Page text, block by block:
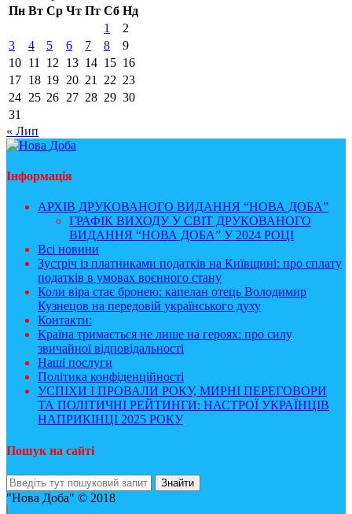
Пн Вт Ср Чт Пт Сб Нд
1
2
3
4 5 6 7 8
9
10 11 12 13 14 15 16
17 18 19 20 21 22 23
24 25 26 27 28 29 30
31
« Лип
Інформація
АРХІВ ДРУКОВАНОГО ВИДАННЯ “НОВА ДОБА”
ГРАФІК ВИХОДУ У СВІТ ДРУКОВАНОГО
ВИДАННЯ “НОВА ДОБА” У 2024 РОЦІ
Всі новини
Зустріч із платниками податків на Київщині: про сплату
податків в умовах воєнного стану
Коли віра стає бронею: капелан отець Володимир
Кузнецов на передовій українського духу
Контакти:
Країна тримається не лише на героях: про силу
звичайної відповідальності
Наші послуги
Політика конфіденційності
УСПІХИ І ПРОВАЛИ РОКУ, МИРНІ ПЕРЕГОВОРИ
ТА ПОЛІТИЧНІ РЕЙТИНГИ: НАСТРОЇ УКРАЇНЦІВ
НАПРИКІНЦІ 2025 РОКУ
Пошук на сайті
"Нова Доба" © 2018